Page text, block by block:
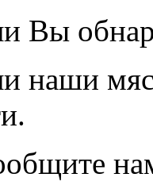
Вы
наши